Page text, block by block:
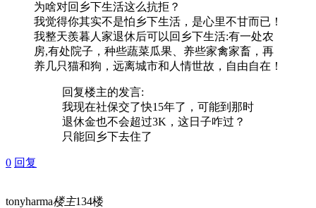
为啥对回乡下生活这么抗拒？
我觉得你其实不是怕乡下生活，是心里不甘而已！
我整天羨暮人家退休后可以回乡下生活:有一处农
房,有处院子，种些蔬菜瓜果、养些家禽家畜，再
养几只猫和狗，远离城市和人情世故，自由自在！
回复楼主的发言:
我现在社保交了快15年了，可能到那时
退休金也不会超过3K，这日子咋过？
只能回乡下去住了
0 回复
tonyharma楼主134楼